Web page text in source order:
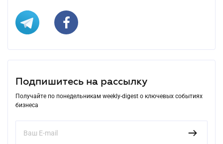
Подпишитесь на рассылку
Получайте по понедельникам weekly-digest о ключевых событиях
бизнеса